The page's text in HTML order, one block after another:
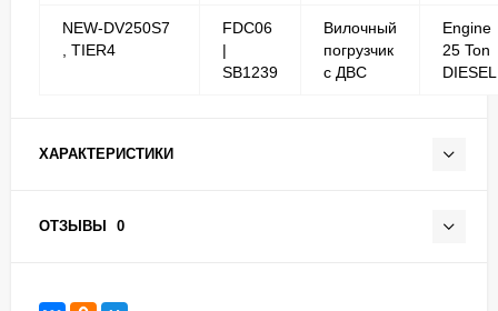
NEW-DV250S7
, TIER4
FDC06
|
SB1239
Вилочный
погрузчик
с ДВС
Engine
25 Ton
DIESEL
ХАРАКТЕРИСТИКИ
ОТЗЫВЫ 0